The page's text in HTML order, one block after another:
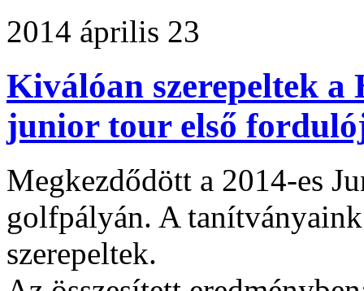
2014 április 23
Kiválóan szerepeltek a
junior tour első
Megkezdődött a 2014-es
golfpályán. A
szerepeltek.